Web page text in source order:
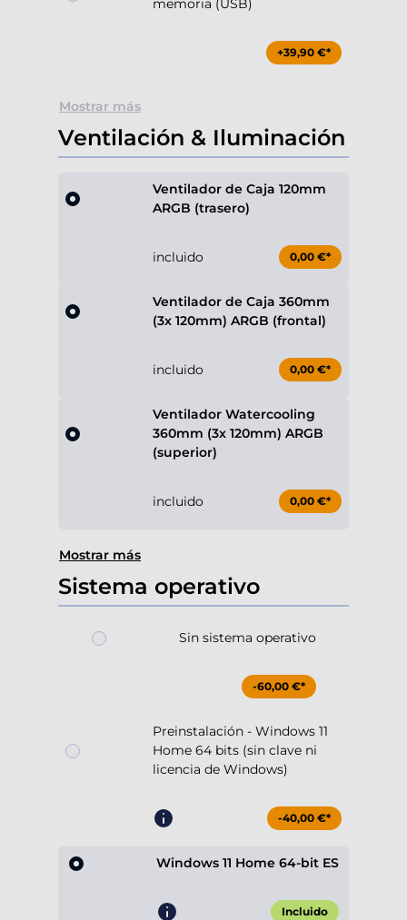
memoria (USB)
+39,90 €*
Mostrar más
Ventilación & Iluminación
Ventilador de Caja 120mm
ARGB (trasero)
incluido 0,00 €*
Ventilador de Caja 360mm
(3x 120mm) ARGB (frontal)
incluido 0,00 €*
Ventilador Watercooling
360mm (3x 120mm) ARGB
(superior)
incluido 0,00 €*
Mostrar más
Sistema operativo
Sin sistema operativo
-60,00 €*
Preinstalación - Windows 11
Home 64 bits (sin clave ni
licencia de Windows)
-40,00 €*
Windows 11 Home 64-bit ES
Incluido